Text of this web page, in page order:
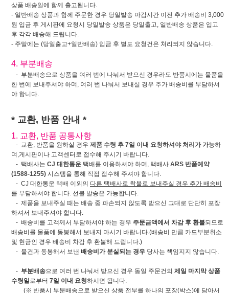
상품 배송일에 함께 출고됩니다.
- 일반배송 상품과 함께 주문한 경우 당일발송 마감시간 이전 추가 배송비 3,000
원 입금 후 게시판에 요청시 당일발송 상품은 당일출고, 일반배송 상품은 입고
후 각각 배송해 드립니다.
- 주말에는 (당일출고+일반배송) 입금 후 별도 요청건은 처리되지 않습니다.
4. 부분배송
- 부분배송으로 상품을 여러 번에 나눠서 받으신 경우라도 반품시에는 물품을
한 번에 보내주셔야 하며, 여러 번 나눠서 보내실 경우 추가 배송비를 부담하셔
야 합니다.
* 교환, 반품 안내 *
1. 교환, 반품 공통사항
- 교환, 반품을 원하실 경우 제품 수령 후 7일 이내 요청하셔야 처리가 가능하
며,게시판이나 고객센터로 접수해 주시기 바랍니다.
- 택배사는 CJ 대한통운 택배를 이용하셔야 하며, 택배사 ARS 반품예약
(1588-1255) 시스템을 통해 직접 접수해 주셔야 합니다.
- CJ 대한통운 택배 이외의 다른 택배사로 착불로 보내주실 경우 추가 배송비
를 부담하셔야 합니다. 선불 발송은 가능합니다.
- 제품을 보내주실 때는 배송 중 파손되지 않도록 받으신 그대로 단단히 포장
하셔서 보내주셔야 합니다.
- 배송비를 고객께서 부담하셔야 하는 경우 주문금액에서 차감 후 환불되므로
배송비를 물품에 동봉해서 보내지 마시기 바랍니다.(배송비 만큼 카드부분취소
및 현금인 경우 배송비 차감 후 환불해 드립니다.)
- 물건과 동봉해서 보낸 배송비가 분실되는 경우 당사는 책임지지 않습니다.
- 부분배송으로 여러 번 나눠서 받으신 경우 동일 주문건의 제일 마지막 상품
수령일로부터 7일 이내 요청하시면 됩니다.
(※ 반품시 부분배송으로 받으신 상품 전부를 하나의 포장(박스)에 담아서